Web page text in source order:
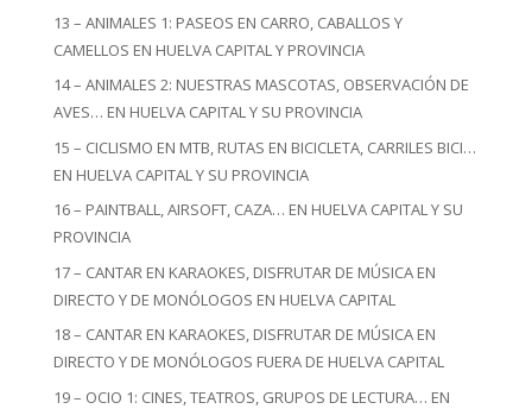
13 – ANIMALES 1: PASEOS EN CARRO, CABALLOS Y
CAMELLOS EN HUELVA CAPITAL Y PROVINCIA
14 – ANIMALES 2: NUESTRAS MASCOTAS, OBSERVACIÓN DE
AVES… EN HUELVA CAPITAL Y SU PROVINCIA
15 – CICLISMO EN MTB, RUTAS EN BICICLETA, CARRILES BICI…
EN HUELVA CAPITAL Y SU PROVINCIA
16 – PAINTBALL, AIRSOFT, CAZA… EN HUELVA CAPITAL Y SU
PROVINCIA
17 – CANTAR EN KARAOKES, DISFRUTAR DE MÚSICA EN
DIRECTO Y DE MONÓLOGOS EN HUELVA CAPITAL
18 – CANTAR EN KARAOKES, DISFRUTAR DE MÚSICA EN
DIRECTO Y DE MONÓLOGOS FUERA DE HUELVA CAPITAL
19 – OCIO 1: CINES, TEATROS, GRUPOS DE LECTURA… EN